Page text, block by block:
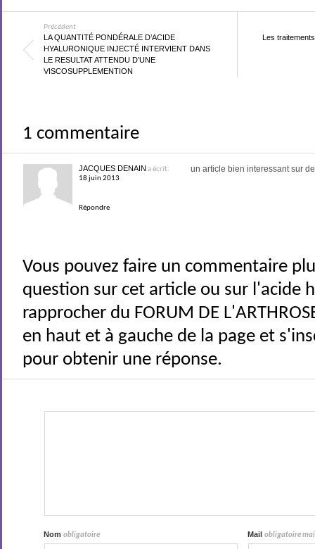
Précédent
LA QUANTITÉ PONDÉRALE D’ACIDE
HYALURONIQUE INJECTÉ INTERVIENT DANS
LE RESULTAT ATTENDU D’UNE
VISCOSUPPLEMENTION
Les
1 commentaire
JACQUES DENAIN a écrit:
18 juin 2013
Répondre
un article bien interessant sur
Vous pouvez faire un commentaire
question sur cet article ou sur l'acide
rapprocher du FORUM DE
en haut et à gauche de la page et
pour obtenir une réponse.
Nomobligatoire Mailobligatoire